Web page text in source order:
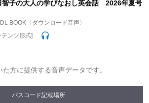
智子の大人の学びなおし英会話 2026年夏号
BOOK〈ダウンロード音声〉
テンツ形式]
方に提供する音声データです。
パスコード記載場所